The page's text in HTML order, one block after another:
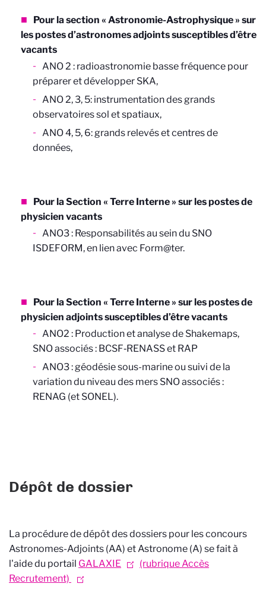
Pour la section « Astronomie-Astrophysique » sur
les postes d’astronomes adjoints susceptibles d’être
vacants
ANO 2 : radioastronomie basse fréquence pour
préparer et développer SKA,
ANO 2, 3, 5: instrumentation des grands
observatoires sol et spatiaux,
ANO 4, 5, 6: grands relevés et centres de
données,
Pour la Section « Terre Interne » sur les postes de
physicien vacants
ANO3 : Responsabilités au sein du SNO
ISDEFORM, en lien avec Form@ter.
Pour la Section « Terre Interne » sur les postes de
physicien adjoints susceptibles d’être vacants
ANO2 : Production et analyse de Shakemaps,
SNO associés : BCSF‐RENASS et RAP
ANO3 : géodésie sous-marine ou suivi de la
variation du niveau des mers SNO associés :
RENAG (et SONEL).
Dépôt de dossier
La procédure de dépôt des dossiers pour les concours
Astronomes-Adjoints (AA) et Astronome (A) se fait à
l'aide du portail GALAXIE
(rubrique Accès
Recrutement)